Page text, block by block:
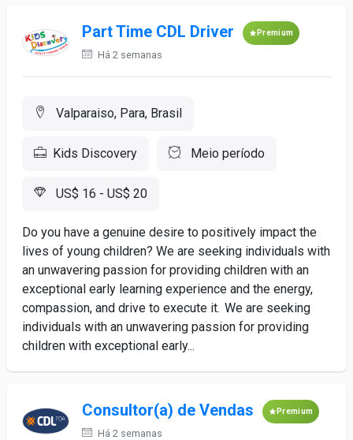
Part Time CDL Driver Premium
Há 2 semanas
Valparaiso, Para, Brasil
Kids Discovery Meio período
US$ 16 - US$ 20
Do you have a genuine desire to positively impact the
lives of young children? We are seeking individuals with
an unwavering passion for providing children with an
exceptional early learning experience and the energy,
compassion, and drive to execute it. We are seeking
individuals with an unwavering passion for providing
children with exceptional early...
Consultor(a) de Vendas Premium
Há 2 semanas